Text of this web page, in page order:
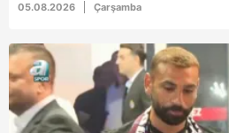
05.08.2026 Çarşamba